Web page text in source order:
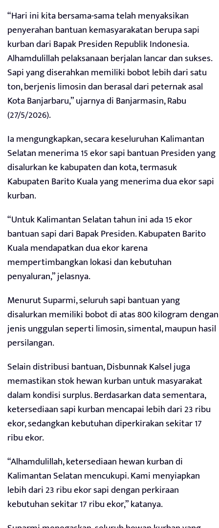
“Hari ini kita bersama-sama telah menyaksikan
penyerahan bantuan kemasyarakatan berupa sapi
kurban dari Bapak Presiden Republik Indonesia.
Alhamdulillah pelaksanaan berjalan lancar dan sukses.
Sapi yang diserahkan memiliki bobot lebih dari satu
ton, berjenis limosin dan berasal dari peternak asal
Kota Banjarbaru,” ujarnya di Banjarmasin, Rabu
(27/5/2026).
Ia mengungkapkan, secara keseluruhan Kalimantan
Selatan menerima 15 ekor sapi bantuan Presiden yang
disalurkan ke kabupaten dan kota, termasuk
Kabupaten Barito Kuala yang menerima dua ekor sapi
kurban.
“Untuk Kalimantan Selatan tahun ini ada 15 ekor
bantuan sapi dari Bapak Presiden. Kabupaten Barito
Kuala mendapatkan dua ekor karena
mempertimbangkan lokasi dan kebutuhan
penyaluran,” jelasnya.
Menurut Suparmi, seluruh sapi bantuan yang
disalurkan memiliki bobot di atas 800 kilogram dengan
jenis unggulan seperti limosin, simental, maupun hasil
persilangan.
Selain distribusi bantuan, Disbunnak Kalsel juga
memastikan stok hewan kurban untuk masyarakat
dalam kondisi surplus. Berdasarkan data sementara,
ketersediaan sapi kurban mencapai lebih dari 23 ribu
ekor, sedangkan kebutuhan diperkirakan sekitar 17
ribu ekor.
“Alhamdulillah, ketersediaan hewan kurban di
Kalimantan Selatan mencukupi. Kami menyiapkan
lebih dari 23 ribu ekor sapi dengan perkiraan
kebutuhan sekitar 17 ribu ekor,” katanya.